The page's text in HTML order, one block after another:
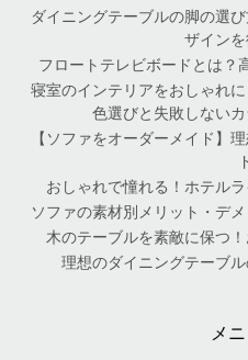
ダイニングテーブルの脚の選
ザイン
フロートテレビボードとは？
寝室のインテリアをおしゃれ
色選びと失敗しない
【ソファをオーダーメイド】
おしゃれで憧れる！ホテル
ソファの素材別メリット・デ
木のテーブルを素敵に保つ
理想のダイニングテーブ
メ